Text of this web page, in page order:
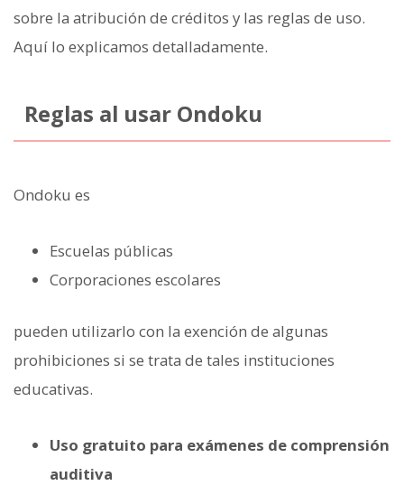
sobre la atribución de créditos y las reglas de uso.
Aquí lo explicamos detalladamente.
Reglas al usar Ondoku
Ondoku es
Escuelas públicas
Corporaciones escolares
pueden utilizarlo con la exención de algunas
prohibiciones si se trata de tales instituciones
educativas.
Uso gratuito para exámenes de comprensión
auditiva